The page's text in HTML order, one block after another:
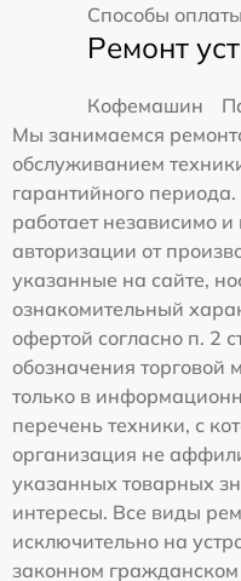
Способы оплаты
Ремонт
Кофемашин
Мы занимаемся
обслуживанием
гарантийного
работает независимо
авторизации от
указанные на сайте,
ознакомительный
офертой согласно п. 2
обозначения
только в
перечень техники, с
организация не
указанных товарных
интересы. Все виды
исключительно на
законном гражданском